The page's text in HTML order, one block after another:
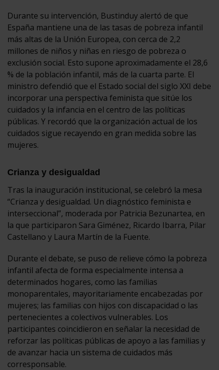
Durante su intervención, Bustinduy alertó de que
España mantiene una de las tasas de pobreza infantil
más altas de la Unión Europea, con cerca de 2,2
millones de niños y niñas en riesgo de pobreza o
exclusión social. Esto supone aproximadamente el 28,6
% de la población infantil, más de la cuarta parte. El
ministro defendió que el Estado social del siglo XXI debe
incorporar una perspectiva feminista que sitúe los
cuidados y la infancia en el centro de las políticas
públicas. Y recordó que la organización actual de los
cuidados sigue recayendo en gran medida sobre las
mujeres.
Crianza y desigualdad
Tras la inauguración institucional, se celebró la mesa
“Crianza y desigualdad. Un diagnóstico feminista e
interseccional”, moderada por Patricia Bezunartea, en
la que participaron Sara Giménez, Ricardo Ibarra, Pilar
Castellano y Laura Martín de la Fuente.
Durante el debate, se puso de relieve cómo la pobreza
infantil afecta de forma especialmente intensa a
determinados hogares, como las familias
monoparentales, mayoritariamente encabezadas por
mujeres; las familias con hijos con discapacidad o las
pertenecientes a colectivos vulnerables. Los
participantes coincidieron en señalar la necesidad de
reforzar las políticas públicas de apoyo a las familias y
de avanzar hacia un sistema de cuidados más
corresponsable.